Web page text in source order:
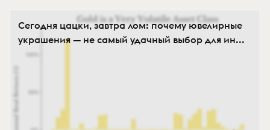
Сегодня цацки, завтра лом: почему ювелирные
украшения — не самый удачный выбор для ин...